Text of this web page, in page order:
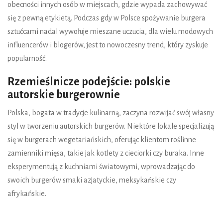
obecności innych osób w miejscach, gdzie wypada zachowywać
się z pewną etykietą. Podczas gdy w Polsce spożywanie burgera
sztućcami nadal wywołuje mieszane uczucia, dla wielu modowych
influencerów i blogerów, jest to nowoczesny trend, który zyskuje
popularność.
Rzemieślnicze podejście: polskie
autorskie burgerownie
Polska, bogata w tradycje kulinarną, zaczyna rozwijać swój własny
styl w tworzeniu autorskich burgerów. Niektóre lokale specjalizują
się w burgerach wegetariańskich, oferując klientom roślinne
zamienniki mięsa, takie jak kotlety z cieciorki czy buraka. Inne
eksperymentują z kuchniami światowymi, wprowadzając do
swoich burgerów smaki azjatyckie, meksykańskie czy
afrykańskie.